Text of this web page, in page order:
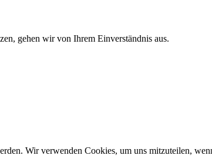
gehen wir von Ihrem Einverständnis aus.
Wir verwenden Cookies, um uns mitzuteilen,